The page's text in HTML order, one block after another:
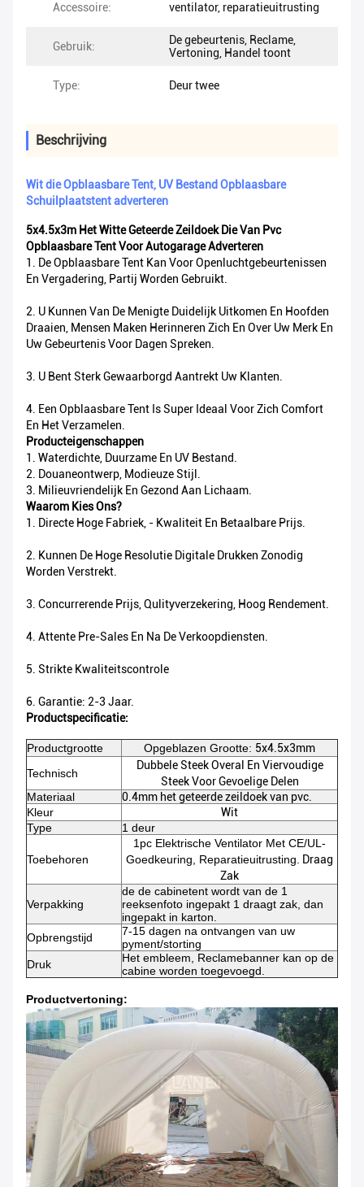
Accessoire: ventilator, reparatieuitrusting
Gebruik:
De gebeurtenis, Reclame,
Vertoning, Handel toont
Type: Deur twee
Beschrijving
Wit die Opblaasbare Tent, UV Bestand Opblaasbare
Schuilplaatstent adverteren
5x4.5x3m Het Witte Geteerde Zeildoek Die Van Pvc
Opblaasbare Tent Voor Autogarage Adverteren
1. De Opblaasbare Tent Kan Voor Openluchtgebeurtenissen
En Vergadering, Partij Worden Gebruikt.
2. U Kunnen Van De Menigte Duidelijk Uitkomen En Hoofden
Draaien, Mensen Maken Herinneren Zich En Over Uw Merk En
Uw Gebeurtenis Voor Dagen Spreken.
3. U Bent Sterk Gewaarborgd Aantrekt Uw Klanten.
4. Een Opblaasbare Tent Is Super Ideaal Voor Zich Comfort
En Het Verzamelen.
Producteigenschappen
1. Waterdichte, Duurzame En UV Bestand.
2. Douaneontwerp, Modieuze Stijl.
3. Milieuvriendelijk En Gezond Aan Lichaam.
Waarom Kies Ons?
1. Directe Hoge Fabriek, - Kwaliteit En Betaalbare Prijs.
2. Kunnen De Hoge Resolutie Digitale Drukken Zonodig
Worden Verstrekt.
3. Concurrerende Prijs, Qulityverzekering, Hoog Rendement.
4. Attente Pre-Sales En Na De Verkoopdiensten.
5. Strikte Kwaliteitscontrole
6. Garantie: 2-3 Jaar.
Productspecificatie:
Productgrootte Opgeblazen Grootte: 5x4.5x3mm
Technisch
Dubbele Steek Overal En Viervoudige
Steek Voor Gevoelige Delen
Materiaal
0.4mm het geteerde zeildoek van pvc.
Kleur
Wit
Type
1 deur
Toebehoren
1pc Elektrische Ventilator Met CE/UL-
Goedkeuring, Reparatieuitrusting. Draag
Zak
Verpakking
de de cabinetent wordt van de 1
reeksenfoto ingepakt 1 draagt zak, dan
ingepakt in karton.
Opbrengstijd
7-15 dagen na ontvangen van uw
pyment/storting
Druk
Het embleem, Reclamebanner kan op de
cabine worden toegevoegd.
Productvertoning: